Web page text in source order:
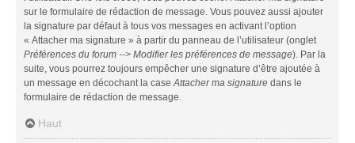
sur le formulaire de rédaction de message. Vous pouvez aussi ajouter
la signature par défaut à tous vos messages en activant l’option
« Attacher ma signature » à partir du panneau de l’utilisateur (onglet
Préférences du forum --> Modifier les préférences de message). Par la
suite, vous pourrez toujours empêcher une signature d’être ajoutée à
un message en décochant la case Attacher ma signature dans le
formulaire de rédaction de message.
Haut